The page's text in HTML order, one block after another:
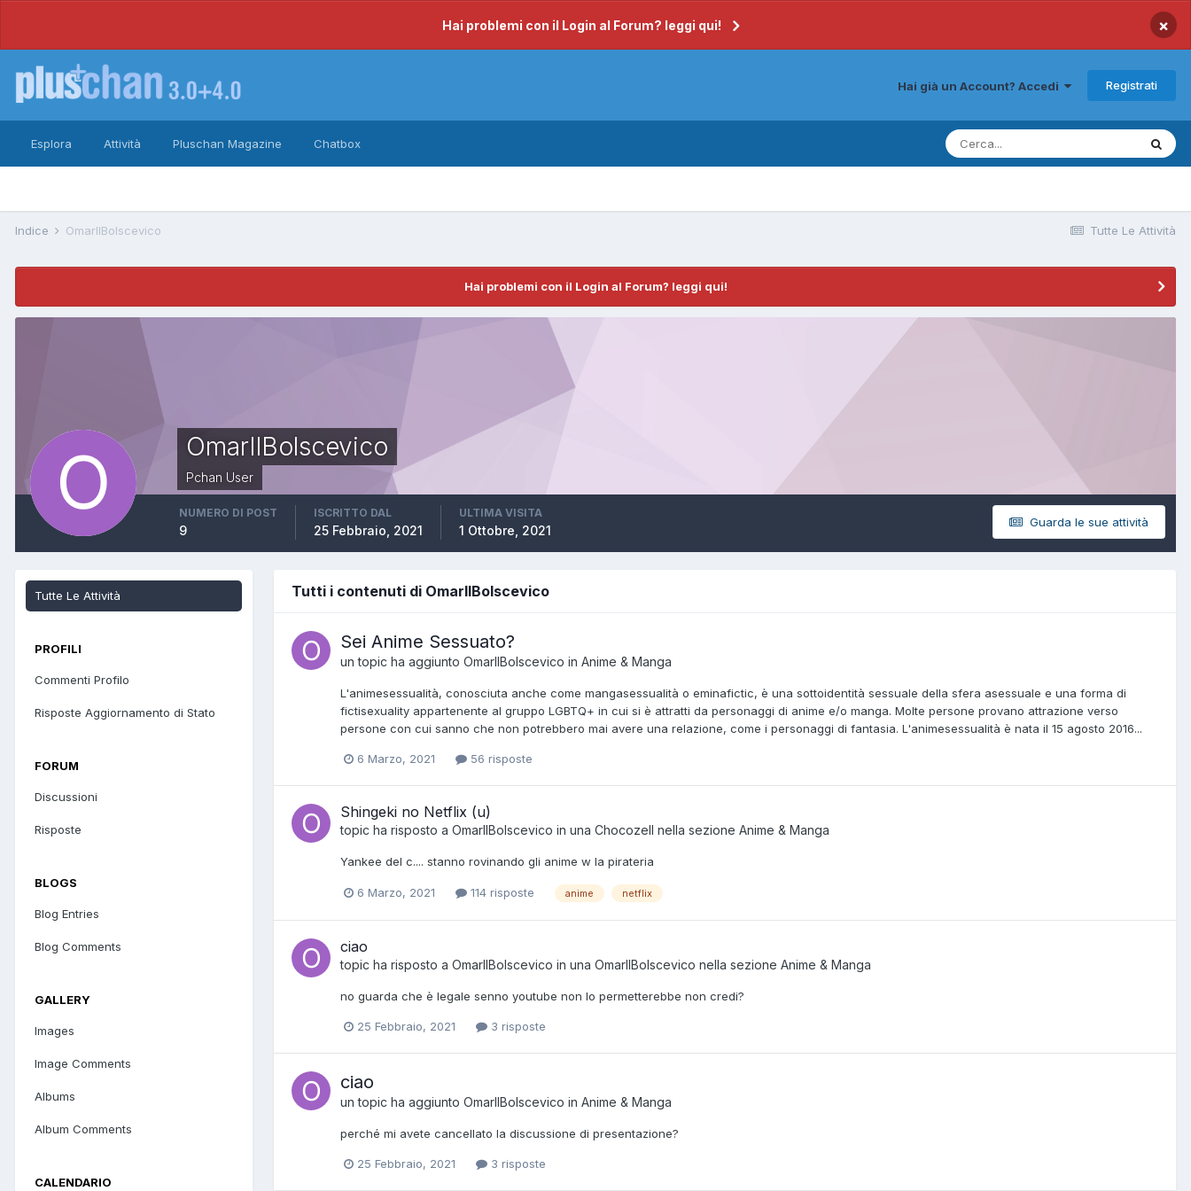
Hai problemi con il Login al Forum? leggi qui! ×
Hai già un Account? Accedi Registrati
Esplora Attività Pluschan Magazine Chatbox
Tutte Le Attività
Indice OmarIlBolscevico
Hai problemi con il Login al Forum? leggi qui!
OmarIlBolscevico
Pchan User
Guarda le sue attività
NUMERO DI POST
9
ISCRITTO DAL
25 Febbraio, 2021
ULTIMA VISITA
1 Ottobre, 2021
Tutte Le Attività
PROFILI
Commenti Profilo
Risposte Aggiornamento di Stato
FORUM
Discussioni
Risposte
BLOGS
Blog Entries
Blog Comments
GALLERY
Images
Image Comments
Albums
Album Comments
CALENDARIO
Tutti i contenuti di OmarIlBolscevico
Sei Anime Sessuato?
un topic ha aggiunto OmarIlBolscevico in Anime & Manga
L'animesessualità, conosciuta anche come mangasessualità o eminafictic, è una sottoidentità sessuale della sfera asessuale e una forma di
fictisexuality appartenente al gruppo LGBTQ+ in cui si è attratti da personaggi di anime e/o manga. Molte persone provano attrazione verso
persone con cui sanno che non potrebbero mai avere una relazione, come i personaggi di fantasia. L'animesessualità è nata il 15 agosto 2016...
6 Marzo, 2021 56 risposte
Shingeki no Netflix (u)
topic ha risposto a OmarIlBolscevico in una Chocozell nella sezione Anime & Manga
Yankee del c.... stanno rovinando gli anime w la pirateria
6 Marzo, 2021 114 risposte anime netflix
ciao
topic ha risposto a OmarIlBolscevico in una OmarIlBolscevico nella sezione Anime & Manga
no guarda che è legale senno youtube non lo permetterebbe non credi?
25 Febbraio, 2021 3 risposte
ciao
un topic ha aggiunto OmarIlBolscevico in Anime & Manga
perché mi avete cancellato la discussione di presentazione?
25 Febbraio, 2021 3 risposte